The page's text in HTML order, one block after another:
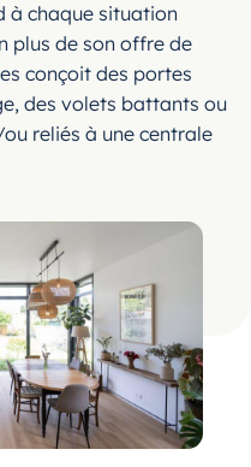
à chaque situation
plus de son offre de
conçoit des portes
des volets battants ou
reliés à une centrale